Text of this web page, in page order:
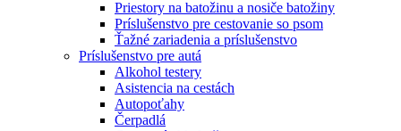
Priestory na batožinu a nosiče batožiny
Príslušenstvo pre cestovanie so psom
Ťažné zariadenia a príslušenstvo
Príslušenstvo pre autá
Alkohol testery
Asistencia na cestách
Autopoťahy
Čerpadlá